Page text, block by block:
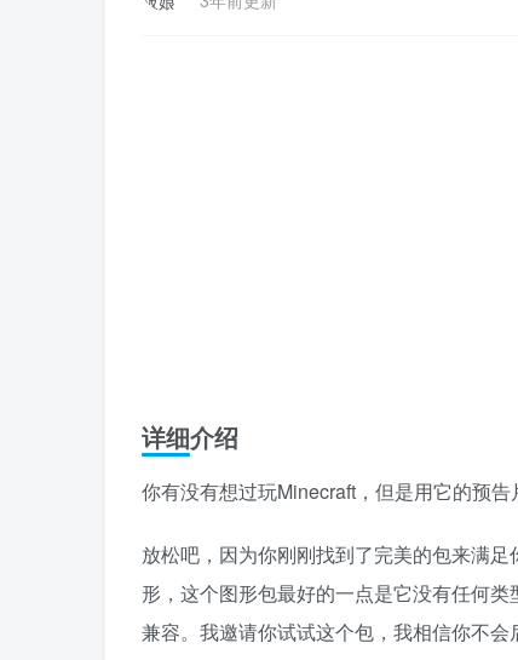
详细介绍
你有没有想过玩Minecraft，但是用它的预告
放松吧，因为你刚刚找到了完美的包来满
形，这个图形包最好的一点是它没有任何
兼容。我邀请你试试这个包，我相信你不会